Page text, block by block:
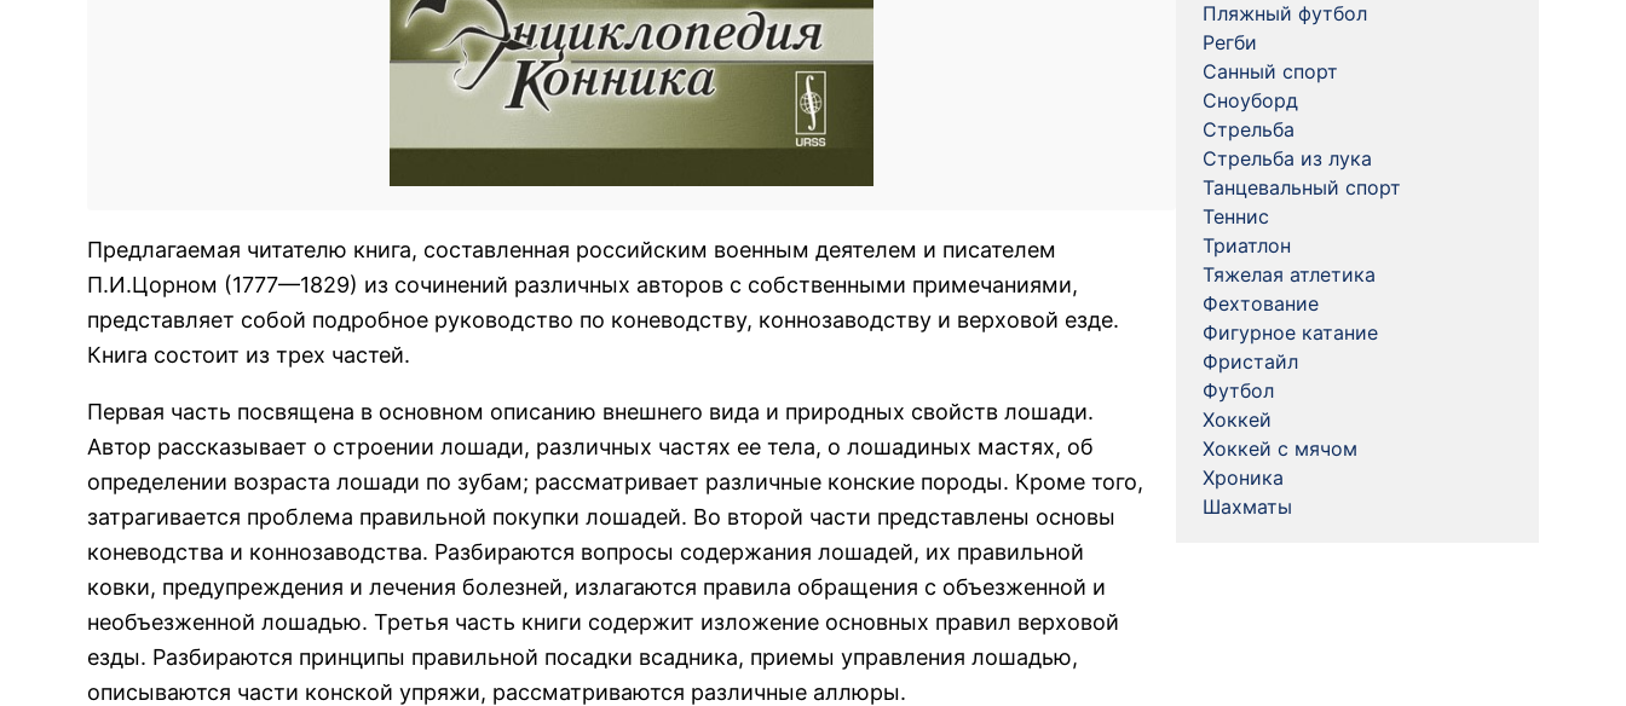
Предлагаемая читателю книга, составленная российским военным деятелем и писателем
П.И.Цорном (1777—1829) из сочинений различных авторов с собственными примечаниями,
представляет собой подробное руководство по коневодству, коннозаводству и верховой езде.
Книга состоит из трех частей.
Первая часть посвящена в основном описанию внешнего вида и природных свойств лошади.
Автор рассказывает о строении лошади, различных частях ее тела, о лошадиных мастях, об
определении возраста лошади по зубам; рассматривает различные конские породы. Кроме того,
затрагивается проблема правильной покупки лошадей. Во второй части представлены основы
коневодства и коннозаводства. Разбираются вопросы содержания лошадей, их правильной
ковки, предупреждения и лечения болезней, излагаются правила обращения с объезженной и
необъезженной лошадью. Третья часть книги содержит изложение основных правил верховой
езды. Разбираются принципы правильной посадки всадника, приемы управления лошадью,
описываются части конской упряжи, рассматриваются различные аллюры.
Пляжный футбол
Регби
Санный спорт
Сноуборд
Стрельба
Стрельба из лука
Танцевальный спорт
Теннис
Триатлон
Тяжелая атлетика
Фехтование
Фигурное катание
Фристайл
Футбол
Хоккей
Хоккей с мячом
Хроника
Шахматы